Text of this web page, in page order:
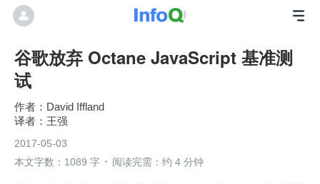
谷歌放弃 Octane JavaScript 基准测
试
David Iffland
王强
2017-05-03
本文字数：1089 字
阅读完需：约 4 分钟